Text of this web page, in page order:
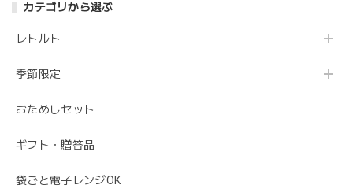
カテゴリから選ぶ
レトルト
季節限定
おためしセット
ギフト・贈答品
袋ごと電子レンジOK